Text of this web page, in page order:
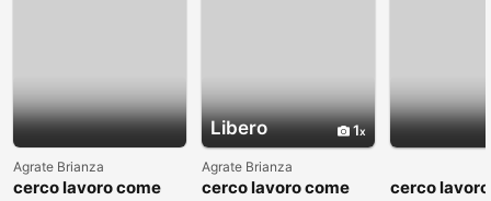
Agrate Brianza
cerco lavoro come
Libero 1
Agrate Brianza
cerco lavoro come
cerco